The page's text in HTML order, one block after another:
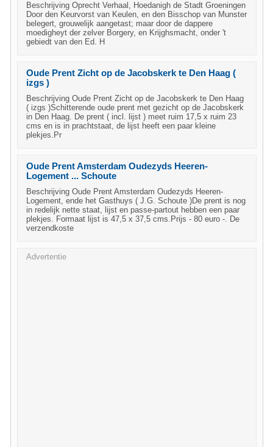
Beschrijving Oprecht Verhaal, Hoedanigh de Stadt Groeningen
Door den Keurvorst van Keulen, en den Bisschop van Munster
belegert, grouwelijk aangetast; maar door de dappere
moedigheyt der zelver Borgery, en Krijghsmacht, onder 't
gebiedt van den Ed. H
Oude Prent Zicht op de Jacobskerk te Den Haag (
izgs )
Beschrijving Oude Prent Zicht op de Jacobskerk te Den Haag
( izgs )Schitterende oude prent met gezicht op de Jacobskerk
in Den Haag. De prent ( incl. lijst ) meet ruim 17,5 x ruim 23
cms en is in prachtstaat, de lijst heeft een paar kleine
plekjes.Pr
Oude Prent Amsterdam Oudezyds Heeren-
Logement ... Schoute
Beschrijving Oude Prent Amsterdam Oudezyds Heeren-
Logement, ende het Gasthuys ( J.G. Schoute )De prent is nog
in redelijk nette staat, lijst en passe-partout hebben een paar
plekjes. Formaat lijst is 47,5 x 37,5 cms.Prijs - 80 euro -. De
verzendkoste
Advertentie